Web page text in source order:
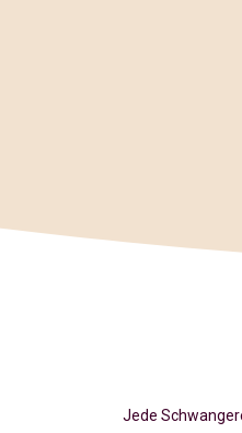
Jede